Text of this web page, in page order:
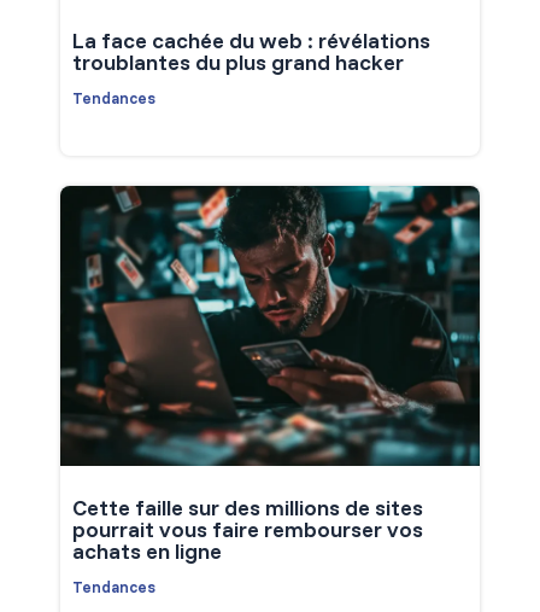
La face cachée du web : révélations
troublantes du plus grand hacker
Tendances
Cette faille sur des millions de sites
pourrait vous faire rembourser vos
achats en ligne
Tendances